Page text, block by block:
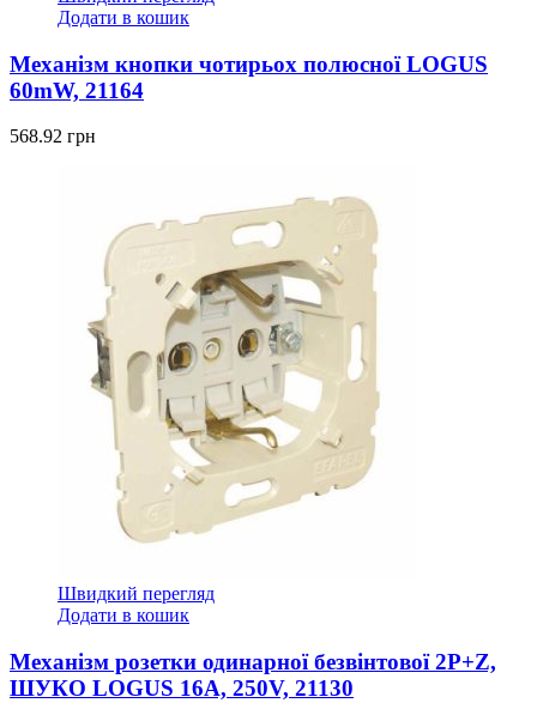
Додати в кошик
Механізм кнопки чотирьох полюсної LOGUS
60mW, 21164
568.92 грн
Швидкий перегляд
Додати в кошик
Механізм розетки одинарної безвінтової 2P+Z,
ШУКО LOGUS 16А, 250V, 21130